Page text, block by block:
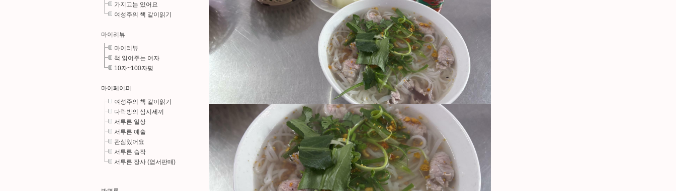
가지고는 있어요
여성주의 책 같이읽기
마이리뷰
마이리뷰
책 읽어주는 여자
10자~100자평
마이페이퍼
여성주의 책 같이읽기
다락방의 삼시세끼
서투른 일상
서투른 예술
관심있어요
서투른 습작
서투른 장사 (엽서판매)